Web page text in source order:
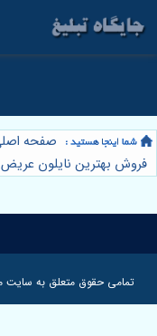
صفحه
فروش بهترین نایلون عریض
تمامی حقوق متعلق به سایت